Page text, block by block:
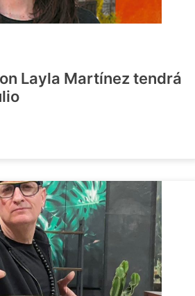
Layla Martínez tendrá